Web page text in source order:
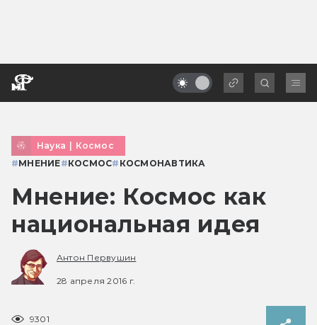
Наука | Космос
#МНЕНИЕ#КОСМОС# КОСМОНАВТИКА
Мнение: Космос как
национальная идея
Антон Первушин
28 апреля 2016 г.
9301